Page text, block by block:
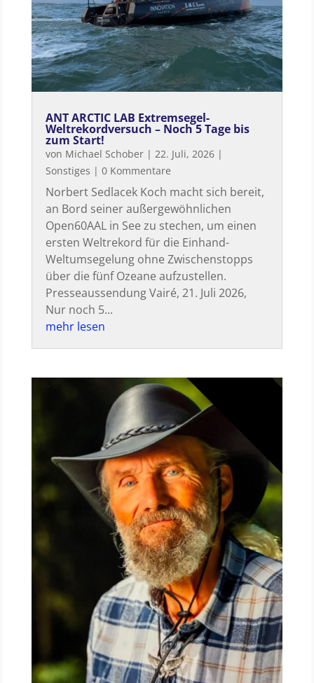
ANT ARCTIC LAB Extremsegel-
Weltrekordversuch – Noch 5 Tage bis
zum Start!
von Michael Schober| 22. Juli, 2026|
Sonstiges | 0 Kommentare
Norbert Sedlacek Koch macht sich bereit,
an Bord seiner außergewöhnlichen
Open60AAL in See zu stechen, um einen
ersten Weltrekord für die Einhand-
Weltumsegelung ohne Zwischenstopps
über die fünf Ozeane aufzustellen.
Presseaussendung Vairé, 21. Juli 2026,
Nur noch 5...
mehr lesen